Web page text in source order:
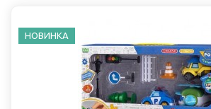
НОВИНКА